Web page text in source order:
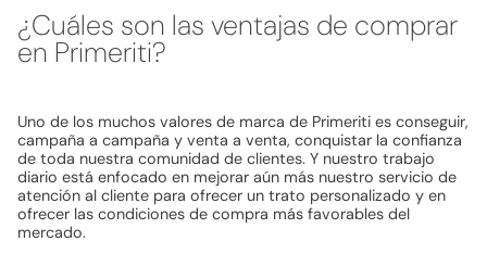
¿Cuáles son las ventajas de comprar
en Primeriti?
Uno de los muchos valores de marca de Primeriti es conseguir,
campaña a campaña y venta a venta, conquistar la confianza
de toda nuestra comunidad de clientes. Y nuestro trabajo
diario está enfocado en mejorar aún más nuestro servicio de
atención al cliente para ofrecer un trato personalizado y en
ofrecer las condiciones de compra más favorables del
mercado.